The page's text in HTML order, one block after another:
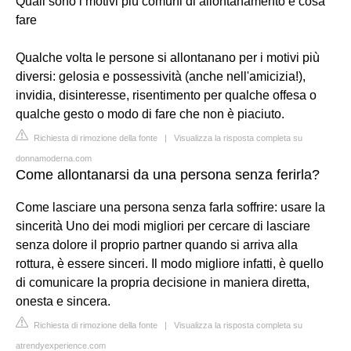
fare
Qualche volta le persone si allontanano per i motivi più
diversi: gelosia e possessività (anche nell'amicizia!),
invidia, disinteresse, risentimento per qualche offesa o
qualche gesto o modo di fare che non è piaciuto.
Richiesta di rimozione della fonte | Visualizza la risposta completa su
donnamoderna.com
Come allontanarsi da una persona senza ferirla?
Come lasciare una persona senza farla soffrire: usare la
sincerità Uno dei modi migliori per cercare di lasciare
senza dolore il proprio partner quando si arriva alla
rottura, è essere sinceri. Il modo migliore infatti, è quello
di comunicare la propria decisione in maniera diretta,
onesta e sincera.
Richiesta di rimozione della fonte | Visualizza la risposta completa su
atrendyexperience.com